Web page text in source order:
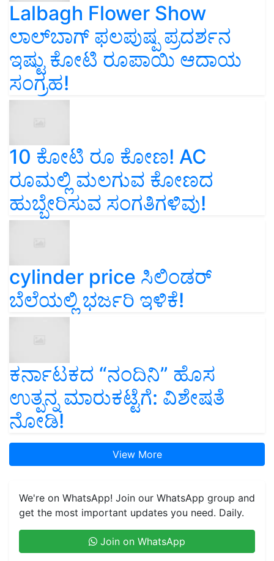
Lalbagh Flower Show
ಲಾಲ್‌ಬಾಗ್ ಫಲಪುಷ್ಪ ಪ್ರದರ್ಶನ
ಇಷ್ಟು ಕೋಟಿ ರೂಪಾಯಿ ಆದಾಯ
ಸಂಗ್ರಹ!
10 ಕೋಟಿ ರೂ ಕೋಣ! AC
ರೂಮಲ್ಲಿ ಮಲಗುವ ಕೋಣದ
ಹುಬ್ಬೇರಿಸುವ ಸಂಗತಿಗಳಿವು!
cylinder price ಸಿಲಿಂಡರ್‌
ಬೆಲೆಯಲ್ಲಿ ಭರ್ಜರಿ ಇಳಿಕೆ!
ಕರ್ನಾಟಕದ “ನಂದಿನಿ” ಹೊಸ
ಉತ್ಪನ್ನ ಮಾರುಕಟ್ಟೆಗೆ: ವಿಶೇಷತೆ
ನೋಡಿ!
View More
We're on WhatsApp! Join our WhatsApp group and
get the most important updates you need. Daily.
Join on WhatsApp